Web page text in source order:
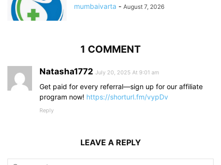
mumbaivarta - August 7, 2026
1 COMMENT
Natasha1772 July 20, 2025 At 9:01 am
Get paid for every referral—sign up for our affiliate
program now! https://shorturl.fm/vypDv
Reply
LEAVE A REPLY